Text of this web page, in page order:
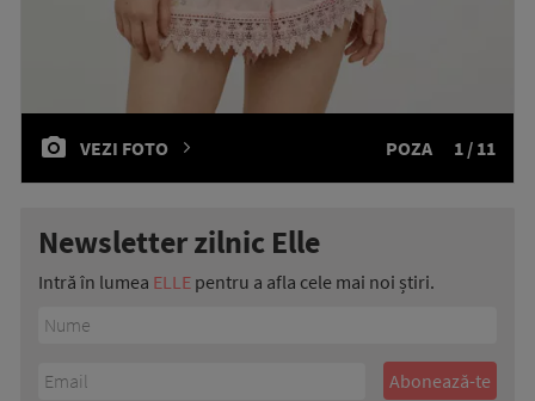
VEZI FOTO POZA 1 / 11
Newsletter zilnic Elle
Intră în lumea ELLE pentru a afla cele mai noi știri.